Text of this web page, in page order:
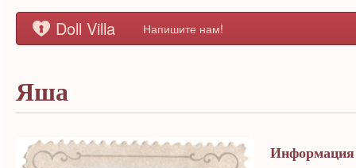
Doll Villa Напишите нам!
Яша
Информация